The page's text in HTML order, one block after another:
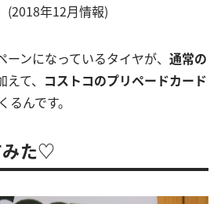
(2018年12月情報)
ンになっているタイヤが、 通常の
えて、 コストコのプリペードカード
るんです。
みた♡